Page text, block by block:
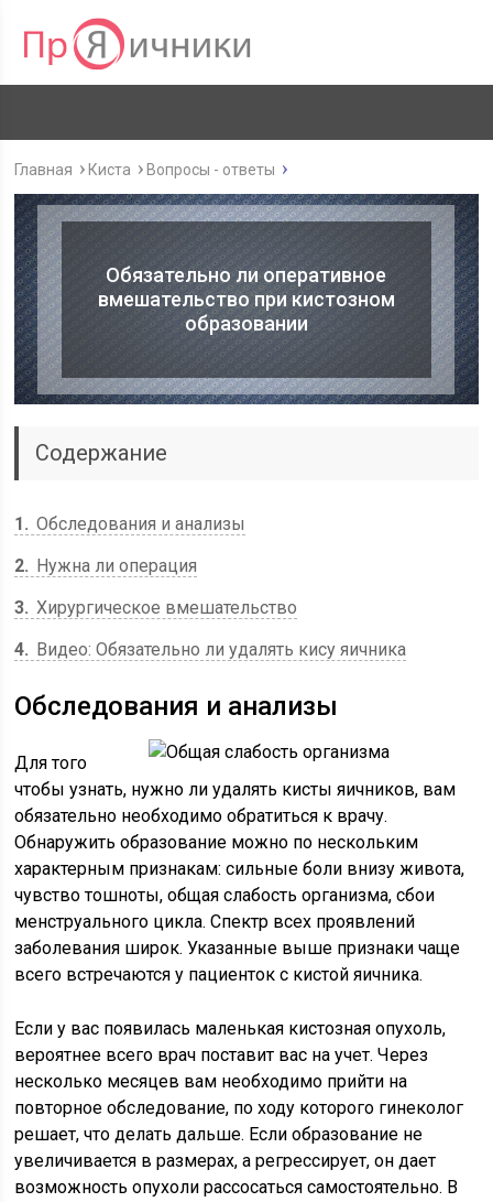
Главная Киста Вопросы - ответы
Обязательно ли оперативное
вмешательство при кистозном
образовании
Содержание
1
Обследования и анализы
2
Нужна ли операция
3 Хирургическое вмешательство
4
Видео: Обязательно ли удалять кису яичника
Обследования и анализы
Для того
чтобы узнать, нужно ли удалять кисты яичников, вам
обязательно необходимо обратиться к врачу.
Обнаружить образование можно по нескольким
характерным признакам: сильные боли внизу живота,
чувство тошноты, общая слабость организма, сбои
менструального цикла. Спектр всех проявлений
заболевания широк. Указанные выше признаки чаще
всего встречаются у пациенток с кистой яичника.
Если у вас появилась маленькая кистозная опухоль,
вероятнее всего врач поставит вас на учет. Через
несколько месяцев вам необходимо прийти на
повторное обследование, по ходу которого гинеколог
решает, что делать дальше. Если образование не
увеличивается в размерах, а регрессирует, он дает
возможность опухоли рассосаться самостоятельно. В